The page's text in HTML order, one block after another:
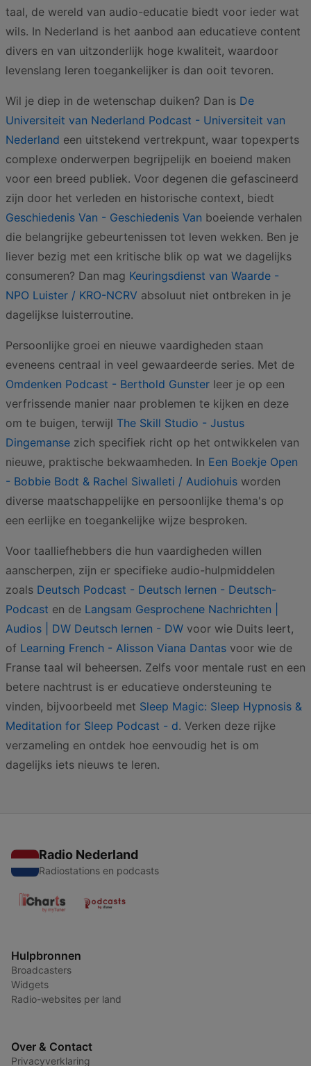
taal, de wereld van audio-educatie biedt voor ieder wat
wils. In Nederland is het aanbod aan educatieve content
divers en van uitzonderlijk hoge kwaliteit, waardoor
levenslang leren toegankelijker is dan ooit tevoren.
Wil je diep in de wetenschap duiken? Dan is De
Universiteit van Nederland Podcast - Universiteit van
Nederland een uitstekend vertrekpunt, waar topexperts
complexe onderwerpen begrijpelijk en boeiend maken
voor een breed publiek. Voor degenen die gefascineerd
zijn door het verleden en historische context, biedt
Geschiedenis Van - Geschiedenis Van boeiende verhalen
die belangrijke gebeurtenissen tot leven wekken. Ben je
liever bezig met een kritische blik op wat we dagelijks
consumeren? Dan mag Keuringsdienst van Waarde -
NPO Luister / KRO-NCRV absoluut niet ontbreken in je
dagelijkse luisterroutine.
Persoonlijke groei en nieuwe vaardigheden staan
eveneens centraal in veel gewaardeerde series. Met de
Omdenken Podcast - Berthold Gunster leer je op een
verfrissende manier naar problemen te kijken en deze
om te buigen, terwijl The Skill Studio - Justus
Dingemanse zich specifiek richt op het ontwikkelen van
nieuwe, praktische bekwaamheden. In Een Boekje Open
- Bobbie Bodt & Rachel Siwalleti / Audiohuis worden
diverse maatschappelijke en persoonlijke thema's op
een eerlijke en toegankelijke wijze besproken.
Voor taalliefhebbers die hun vaardigheden willen
aanscherpen, zijn er specifieke audio-hulpmiddelen
zoals Deutsch Podcast - Deutsch lernen - Deutsch-
Podcast en de Langsam Gesprochene Nachrichten |
Audios | DW Deutsch lernen - DW voor wie Duits leert,
of Learning French - Alisson Viana Dantas voor wie de
Franse taal wil beheersen. Zelfs voor mentale rust en een
betere nachtrust is er educatieve ondersteuning te
vinden, bijvoorbeeld met Sleep Magic: Sleep Hypnosis &
Meditation for Sleep Podcast - d. Verken deze rijke
verzameling en ontdek hoe eenvoudig het is om
dagelijks iets nieuws te leren.
Radio Nederland
Radiostations en podcasts
Hulpbronnen
Broadcasters
Widgets
Radio-websites per land
Over & Contact
Privacyverklaring